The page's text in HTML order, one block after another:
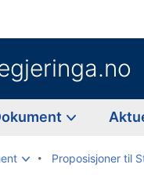
Proposisjoner til